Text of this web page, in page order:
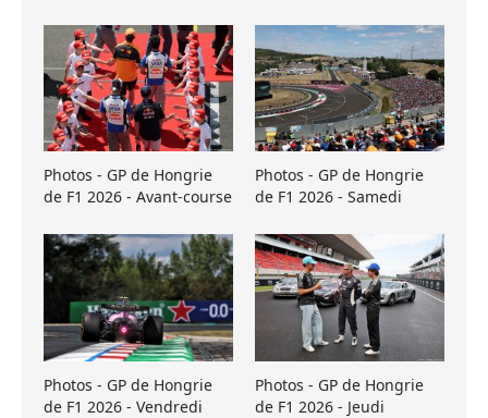
Photos - GP de Hongrie
de F1 2026 - Avant-course
Photos - GP de Hongrie
de F1 2026 - Samedi
Photos - GP de Hongrie
de F1 2026 - Vendredi
Photos - GP de Hongrie
de F1 2026 - Jeudi